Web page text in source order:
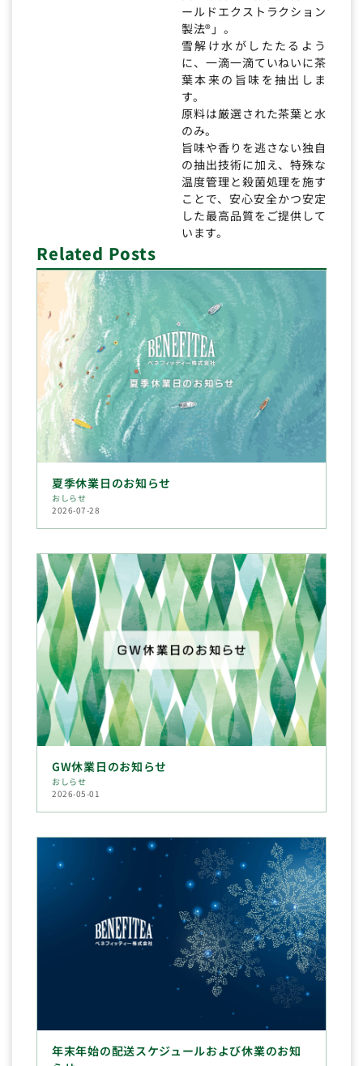
ールドエクストラクション
製法®」。
雪解け水がしたたるよう
に、一滴一滴ていねいに茶
葉本来の旨味を抽出しま
す。
原料は厳選された茶葉と水
のみ。
旨味や香りを逃さない独自
の抽出技術に加え、特殊な
温度管理と殺菌処理を施す
ことで、安心安全かつ安定
した最高品質をご提供して
います。
Related Posts
夏季休業日のお知らせ
おしらせ
2026-07-28
GW休業日のお知らせ
おしらせ
2026-05-01
年末年始の配送スケジュールおよび休業のお知